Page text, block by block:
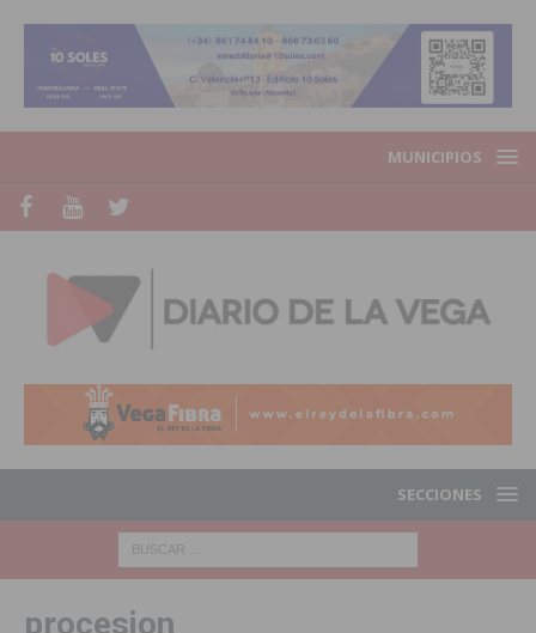
MUNICIPIOS
SECCIONES
procesion